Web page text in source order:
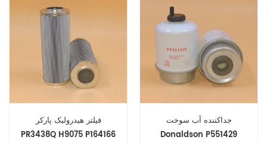
eng). 1394(unspecified
eng). 1490; 1494 (eng.
نامشخص).volvo L120E(D7D
eng). L180E(eng D12C).
L90D(TD63KBE eng).
فیلتر هیدرولیک پارکر
PR3438Q H9075 P164166
جداکننده آب سوخت
Donaldson P551429